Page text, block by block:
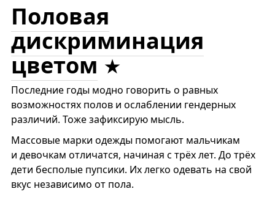
Половая
дискриминация
цветом
Последние годы модно говорить о равных
возможностях полов и ослаблении гендерных
различий. Тоже зафиксирую мысль.
Массовые марки одежды помогают мальчикам
и девочкам отличатся, начиная с трёх лет. До трёх
дети бесполые пупсики. Их легко одевать на свой
вкус независимо от пола.